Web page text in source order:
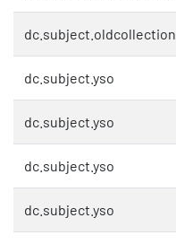
dc.subject.oldcollection
dc.subject.yso
dc.subject.yso
dc.subject.yso
dc.subject.yso